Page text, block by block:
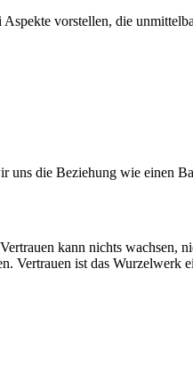
vorstellen, die
uns die Beziehung wie einen
kann nichts wachsen,
Vertrauen ist das Wurzelwerk